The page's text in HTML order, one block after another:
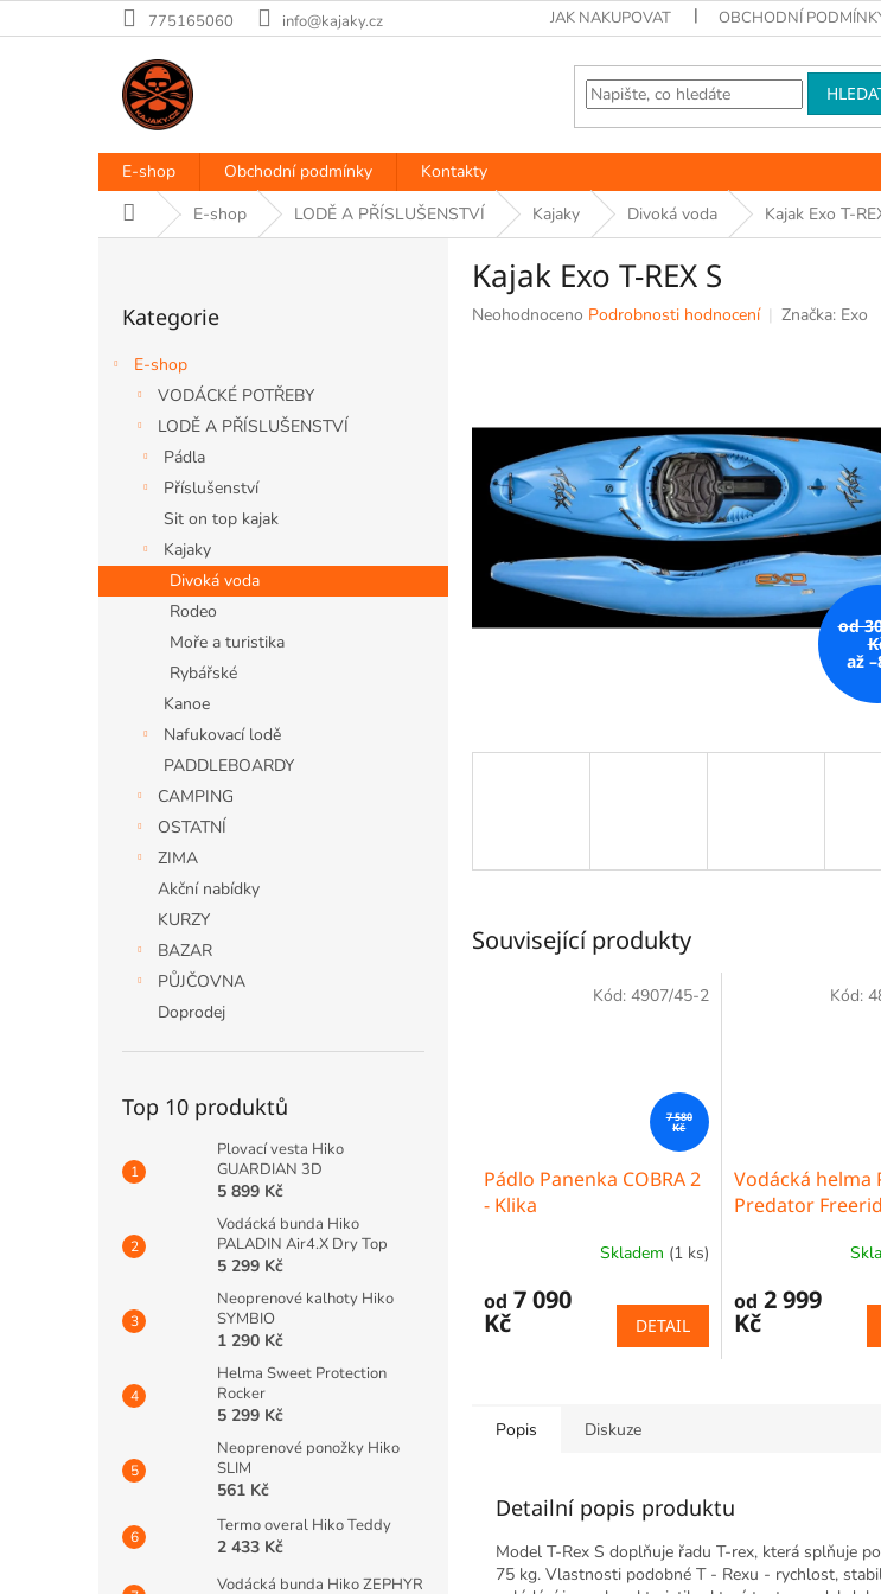
na
775165060 info@kajaky.cz JAK NAKUPOVAT OBCHODNÍ
E-shop Obchodní podmínky
Kontakty
Domů E-shop LODĚ A PŘÍSLUŠENSTVÍ Kajaky Divoká voda Kajak Exo T-
e
l
kategorie
Kategorie
E-shop
VODÁCKÉ POTŘEBY
LODĚ A PŘÍSLUŠENSTVÍ
Pádla
Příslušenství
Sit on top kajak
Kajaky
Divoká voda
Rodeo
Moře a turistika
Rybářské
Kanoe
Nafukovací lodě
PADDLEBOARDY
CAMPING
OSTATNÍ
ZIMA
Akční nabídky
KURZY
BAZAR
PŮJČOVNA
Doprodej
Top 10 produktů
Plovací vesta Hiko
GUARDIAN 3D
5 899 Kč
Vodácká bunda Hiko
PALADIN Air4.X Dry Top
5 299 Kč
Neoprenové kalhoty Hiko
SYMBIO
1 290 Kč
Helma Sweet Protection
Rocker
5 299 Kč
Neoprenové ponožky Hiko
SLIM
561 Kč
Termo overal Hiko Teddy
2 433 Kč
Vodácká bunda Hiko ZEPHYR
Kajak Exo T-REX S
Průměrné
z
hvězdiček.
Neohodnoceno Podrobnosti hodnocení Značka: Exo
od
až
Související produkty
7 580
Kč
Pádlo Panenka COBRA 2
- Klika
Skladem (1 ks)
od 7 090
Kč DETAIL
Kód: 4907/45-2
Vodácká helma
Predator
od 2 999
Kč
Kód:
Popis Diskuze
Detailní popis produktu
Model T-Rex S doplňuje řadu T-rex, která splňuje
75 kg. Vlastnosti podobné T - Rexu - rychlost,